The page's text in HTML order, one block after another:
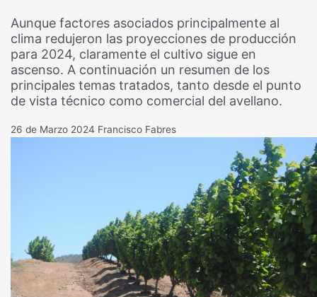
Aunque factores asociados principalmente al
clima redujeron las proyecciones de producción
para 2024, claramente el cultivo sigue en
ascenso. A continuación un resumen de los
principales temas tratados, tanto desde el punto
de vista técnico como comercial del avellano.
26 de Marzo 2024 Francisco Fabres